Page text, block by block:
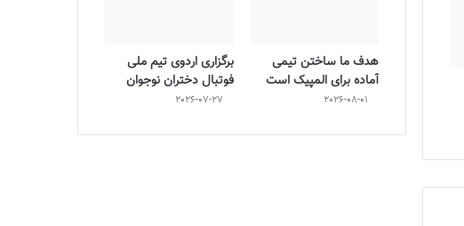
هدف ما ساختن تیمی
آماده برای المپیک است
2026-08-01
برگزاری اردوی تیم ملی
فوتبال دختران نوجوان
2026-07-27